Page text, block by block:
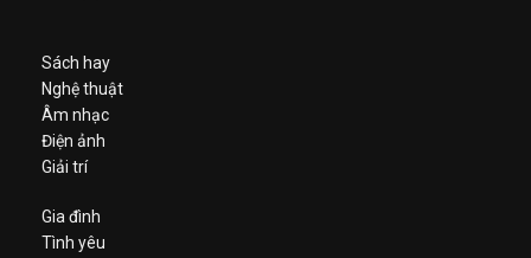
Sách hay
Nghệ thuật
Âm nhạc
Điện ảnh
Giải trí
Gia đình
Tình yêu